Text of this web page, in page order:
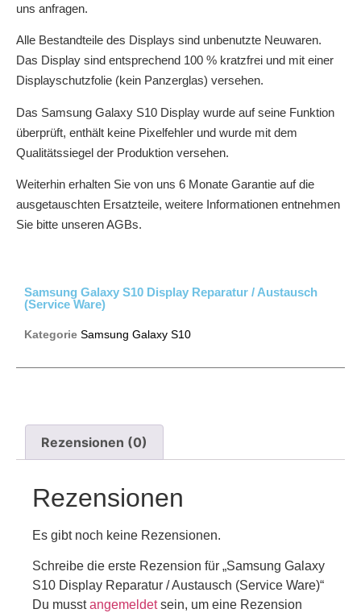
uns anfragen.
Alle Bestandteile des Displays sind unbenutzte Neuwaren.
Das Display sind entsprechend 100 % kratzfrei und mit einer
Displayschutzfolie (kein Panzerglas) versehen.
Das Samsung Galaxy S10 Display wurde auf seine Funktion
überprüft, enthält keine Pixelfehler und wurde mit dem
Qualitätssiegel der Produktion versehen.
Weiterhin erhalten Sie von uns 6 Monate Garantie auf die
ausgetauschten Ersatzteile, weitere Informationen entnehmen
Sie bitte unseren AGBs.
Samsung Galaxy S10 Display Reparatur / Austausch
(Service Ware)
Kategorie Samsung Galaxy S10
Rezensionen (0)
Rezensionen
Es gibt noch keine Rezensionen.
Schreibe die erste Rezension für „Samsung Galaxy
S10 Display Reparatur / Austausch (Service Ware)“
Du musstangemeldetsein, um eine Rezension